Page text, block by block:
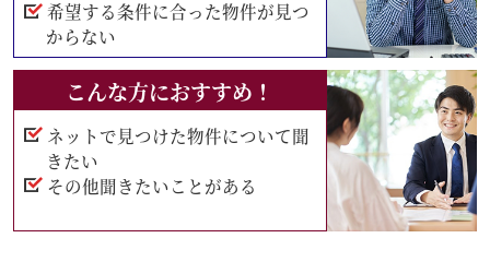
希望する条件に合った物件が見つ
からない
こんな方におすすめ！
ネットで見つけた物件について聞
きたい
その他聞きたいことがある